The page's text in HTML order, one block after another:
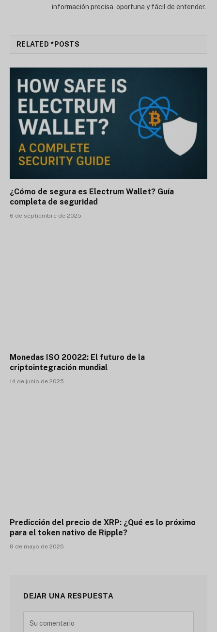
información precisa, oportuna y fácil de entender.
RELATED *POSTS
¿Cómo de segura es Electrum Wallet? Guía
completa de seguridad
6 de septiembre de 2025
Monedas ISO 20022: El futuro de la
criptointegración mundial
14 de junio de 2025
Predicción del precio de XRP: ¿Qué es lo próximo
para el token nativo de Ripple?
8 de mayo de 2025
DEJAR UNA RESPUESTA